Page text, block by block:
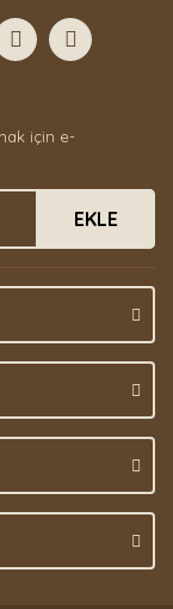
için e-
EKLE